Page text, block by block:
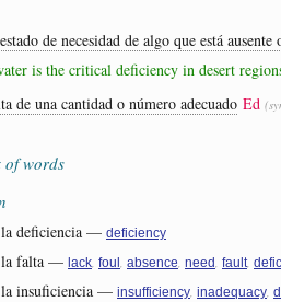
de necesidad de algo que está
is the critical deficiency in desert
de una cantidad o número adecuado Ed
words
la deficiencia — deficiency
la falta — lack, foul , absence, need, fault,
la insuficiencia — insufficiency, inadequacy,